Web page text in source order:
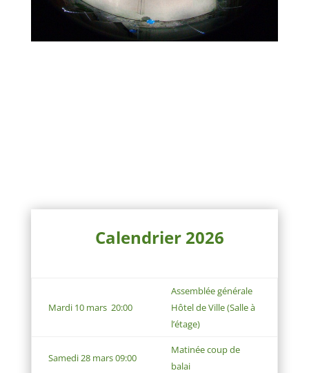
Calendrier 2026
Mardi 10 mars 20:00
Assemblée générale
Hôtel de Ville (Salle à
l’étage)
Samedi 28 mars 09:00
Matinée coup de
balai